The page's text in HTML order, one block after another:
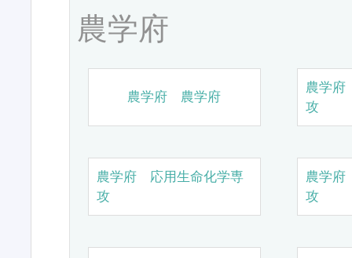
農学府
農学府 農学府
農学
攻
農学府 応用生命化学専
攻
農学
攻